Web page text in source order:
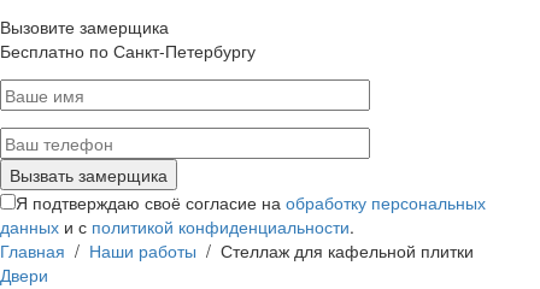
Вызовите замерщика
Бесплатно по Санкт-Петербургу
Я подтверждаю своё согласие на обработку персональных
данных и с политикой конфиденциальности.
Главная / Наши работы / Стеллаж для кафельной плитки
Двери